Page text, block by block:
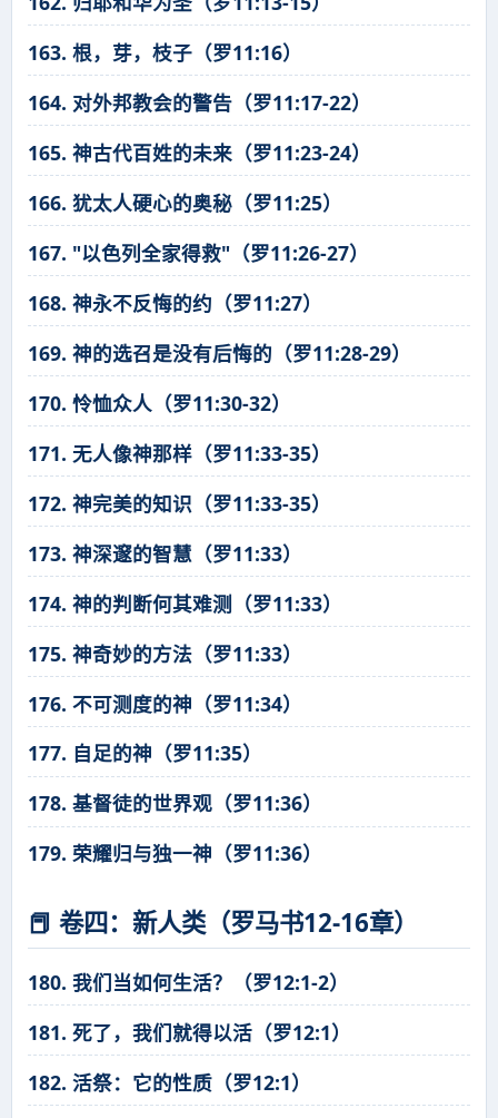
163. 根，芽，枝子（罗11:16）
164. 对外邦教会的警告（罗11:17-22）
165. 神古代百姓的未来（罗11:23-24）
166. 犹太人硬心的奥秘（罗11:25）
167. "以色列全家得救"（罗11:26-27）
168. 神永不反悔的约（罗11:27）
169. 神的选召是没有后悔的（罗11:28-29）
170. 怜恤众人（罗11:30-32）
171. 无人像神那样（罗11:33-35）
172. 神完美的知识（罗11:33-35）
173. 神深邃的智慧（罗11:33）
174. 神的判断何其难测（罗11:33）
175. 神奇妙的方法（罗11:33）
176. 不可测度的神（罗11:34）
177. 自足的神（罗11:35）
178. 基督徒的世界观（罗11:36）
179. 荣耀归与独一神（罗11:36）
📕 卷四：新人类（罗马书12-16章）
180. 我们当如何生活？（罗12:1-2）
181. 死了，我们就得以活（罗12:1）
182. 活祭：它的性质（罗12:1）